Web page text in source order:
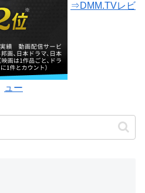
⇒DMM.TVレビ
ュー